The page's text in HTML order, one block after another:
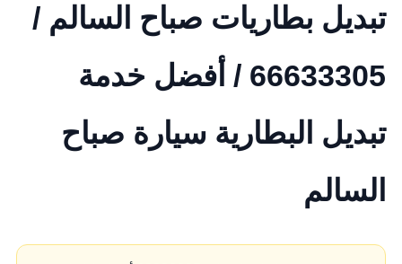
تبديل بطاريات صباح السالم /
66633305 / أفضل خدمة
تبديل البطارية سيارة صباح
السالم